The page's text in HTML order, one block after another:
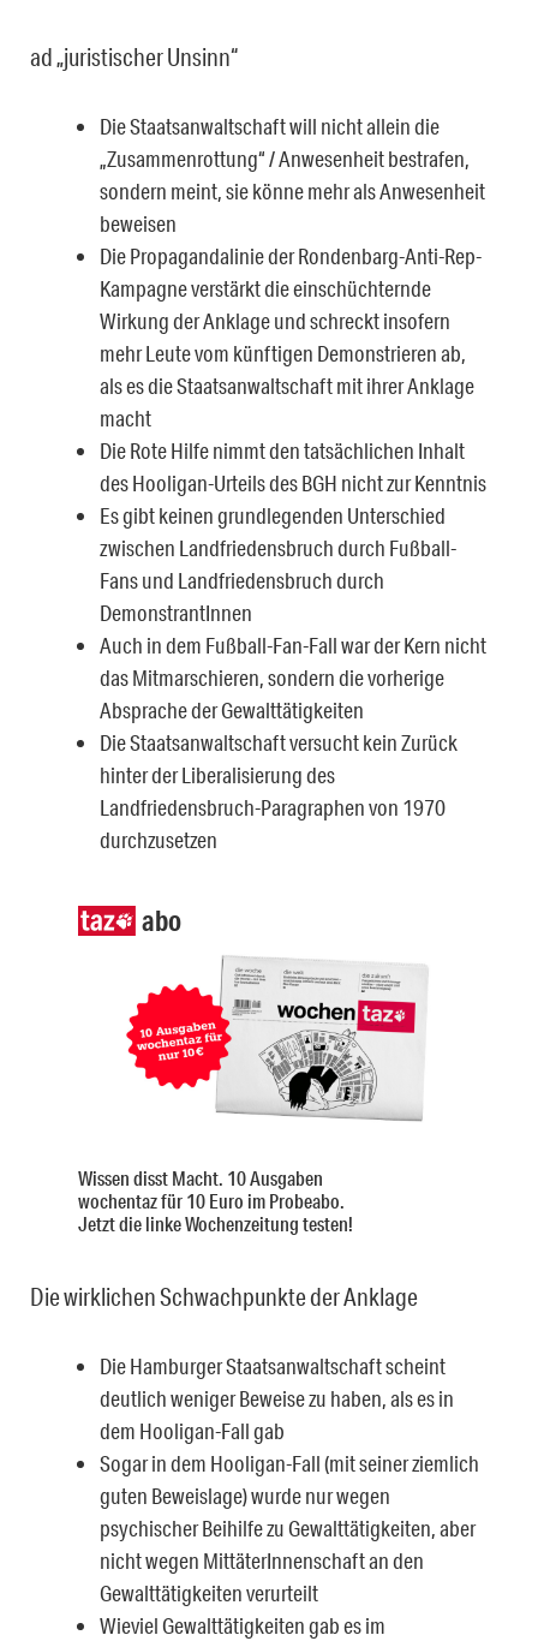
ad „juristischer Unsinn“
Die Staatsanwaltschaft will nicht allein die
„Zusammenrottung“ / Anwesenheit bestrafen,
sondern meint, sie könne mehr als Anwesenheit
beweisen
Die Propagandalinie der Rondenbarg-Anti-Rep-
Kampagne verstärkt die einschüchternde
Wirkung der Anklage und schreckt insofern
mehr Leute vom künftigen Demonstrieren ab,
als es die Staatsanwaltschaft mit ihrer Anklage
macht
Die Rote Hilfe nimmt den tatsächlichen Inhalt
des Hooligan-Urteils des BGH nicht zur Kenntnis
Es gibt keinen grundlegenden Unterschied
zwischen Landfriedensbruch durch Fußball-
Fans und Landfriedensbruch durch
DemonstrantInnen
Auch in dem Fußball-Fan-Fall war der Kern nicht
das Mitmarschieren, sondern die vorherige
Absprache der Gewalttätigkeiten
Die Staatsanwaltschaft versucht kein Zurück
hinter der Liberalisierung des
Landfriedensbruch-Paragraphen von 1970
durchzusetzen
abo
Wissen disst Macht. 10 Ausgaben
wochentaz für 10 Euro im Probeabo.
Jetzt die linke Wochenzeitung testen!
Die wirklichen Schwachpunkte der Anklage
Die Hamburger Staatsanwaltschaft scheint
deutlich weniger Beweise zu haben, als es in
dem Hooligan-Fall gab
Sogar in dem Hooligan-Fall (mit seiner ziemlich
guten Beweislage) wurde nur wegen
psychischer Beihilfe zu Gewalttätigkeiten, aber
nicht wegen MittäterInnenschaft an den
Gewalttätigkeiten verurteilt
Wieviel Gewalttätigkeiten gab es im